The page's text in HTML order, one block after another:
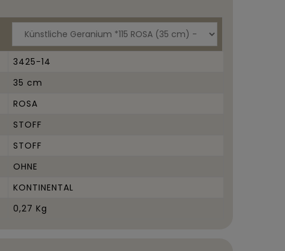
3425-14
35 cm
ROSA
STOFF
STOFF
OHNE
KONTINENTAL
0,27 Kg